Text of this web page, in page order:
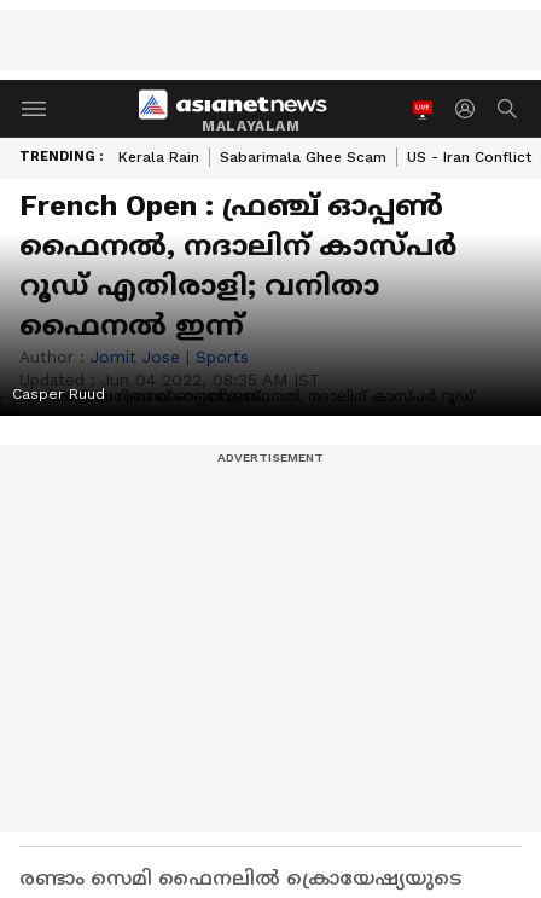
MALAYALAM
TRENDING : Kerala Rain Sabarimala Ghee Scam US - Iran Conflict
French Open : ഫ്രഞ്ച് ഓപ്പണ്‍
ഫൈനല്‍, നദാലിന് കാസ്‌പര്‍
റൂഡ് എതിരാളി; വനിതാ
ഫൈനല്‍ ഇന്ന്
Author : Jomit Jose | Sports
Updated : Jun 04 2022, 08:35 AM IST
Casper Ruud
രണ്ടാം സെമി ഫൈനലില്‍ ക്രൊയേഷ്യയുടെ